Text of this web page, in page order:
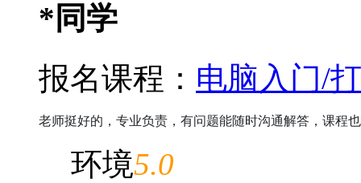
*同学
报名课程： 电脑入门/
老师挺好的，专业负责，有问题能随时沟通解答，课程
环境5.0